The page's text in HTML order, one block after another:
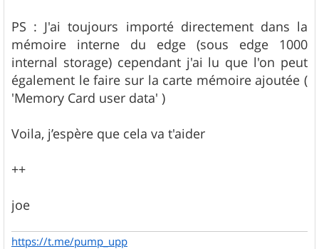
PS : J'ai toujours importé directement dans la
mémoire interne du edge (sous edge 1000
internal storage) cependant j'ai lu que l'on peut
également le faire sur la carte mémoire ajoutée (
'Memory Card user data' )
Voila, j’espère que cela va t'aider
++
joe
https://t.me/pump_upp